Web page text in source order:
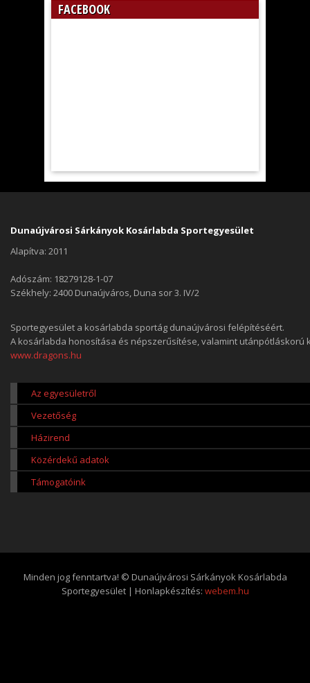
FACEBOOK
Dunaújvárosi Sárkányok Kosárlabda Sportegyesület
Alapítva: 2011
Adószám: 18279128-1-07
Székhely: 2400 Dunaújváros, Duna sor 3. IV/2
Sportegyesület a kosárlabda sportág dunaújvárosi felépítéséért.
A kosárlabda honosítása és népszerűsítése, valamint
www.dragons.hu
Az egyesületről
Vezetőség
Házirend
Közérdekű adatok
Támogatóink
Minden jog fenntartva! © Dunaújvárosi Sárkányok Kosárlabda
Sportegyesület | Honlapkészítés: webem.hu